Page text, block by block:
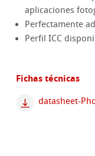
aplicaciones
Perfectamente
Perfil ICC
Fichas técnicas
datasheet-